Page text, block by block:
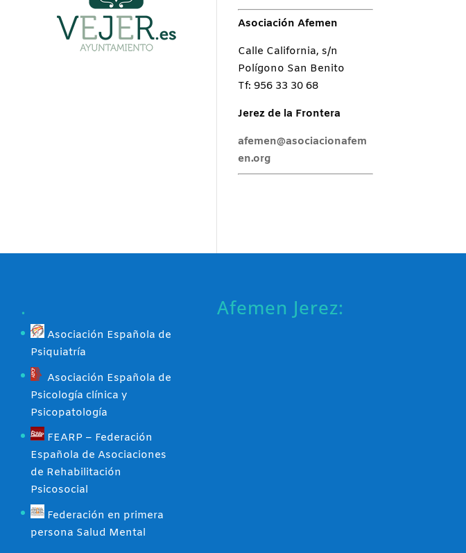
Asociación Afemen
Calle California, s/n
Polígono San Benito
Tf: 956 33 30 68
Jerez de la Frontera
afemen@asociacionafem
en.org
.
Asociación Española de
Psiquiatría
Asociación Española de
Psicología clínica y
Psicopatología
FEARP – Federación
Española de Asociaciones
de Rehabilitación
Psicosocial
Federación en primera
persona Salud Mental
Afemen Jerez: